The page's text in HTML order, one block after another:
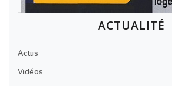
ACTUALITÉ
Actus
Vidéos